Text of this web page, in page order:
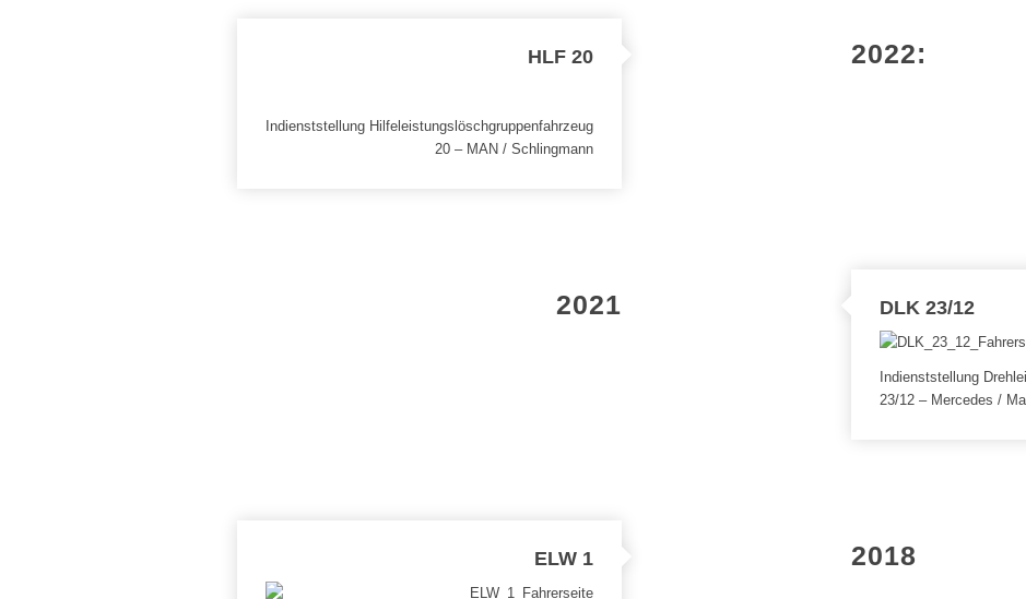
HLF 20
Indienststellung Hilfeleistungslöschgruppenfahrzeug
20 – MAN / Schlingmann
2022:
2021 DLK 23/12
Indienststellung
23/12 – Mercedes /
ELW 1 2018